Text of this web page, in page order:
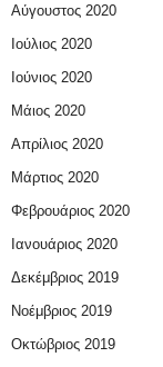
Αύγουστος 2020
Ιούλιος 2020
Ιούνιος 2020
Μάιος 2020
Απρίλιος 2020
Μάρτιος 2020
Φεβρουάριος 2020
Ιανουάριος 2020
Δεκέμβριος 2019
Νοέμβριος 2019
Οκτώβριος 2019